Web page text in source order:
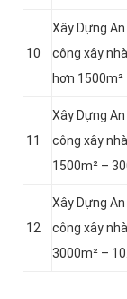
10
Xây Dựng
công xây
hơn 1500m²
11
Xây Dựng
công xây
1500m² –
12
Xây Dựng
công xây
3000m² –